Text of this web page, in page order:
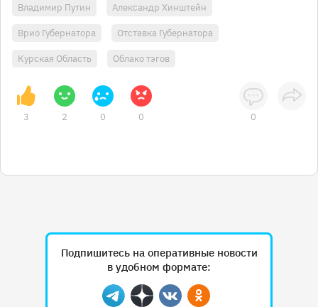
Владимир Путин Александр Хинштейн
Врио Губернатора Отставка Губернатора
Курская Область Облако тэгов
3 2 0 0 0
Подпишитесь на оперативные новости
в удобном формате:
Telegram
ДзенВконтактеОдноклассники